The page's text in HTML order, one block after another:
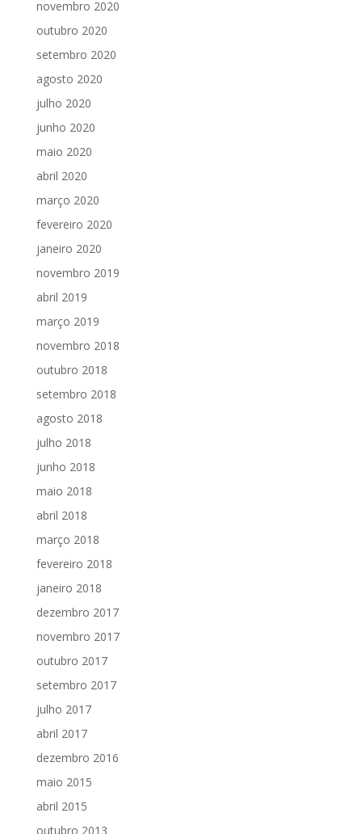
novembro 2020
outubro 2020
setembro 2020
agosto 2020
julho 2020
junho 2020
maio 2020
abril 2020
março 2020
fevereiro 2020
janeiro 2020
novembro 2019
abril 2019
março 2019
novembro 2018
outubro 2018
setembro 2018
agosto 2018
julho 2018
junho 2018
maio 2018
abril 2018
março 2018
fevereiro 2018
janeiro 2018
dezembro 2017
novembro 2017
outubro 2017
setembro 2017
julho 2017
abril 2017
dezembro 2016
maio 2015
abril 2015
outubro 2013